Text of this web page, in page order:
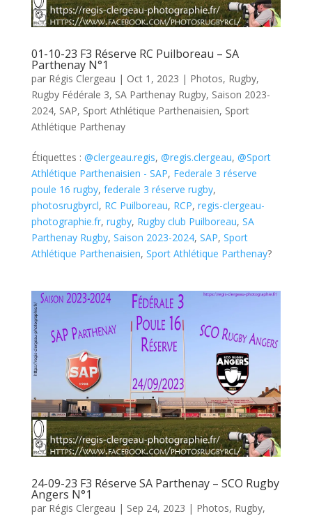
01-10-23 F3 Réserve RC Puilboreau – SA
Parthenay N°1
par Régis Clergeau | Oct 1, 2023 | Photos, Rugby,
Rugby Fédérale 3, SA Parthenay Rugby, Saison 2023-
2024, SAP, Sport Athlétique Parthenaisien, Sport
Athlétique Parthenay
Étiquettes : @clergeau.regis, @regis.clergeau, @Sport
Athlétique Parthenaisien - SAP, Federale 3 réserve
poule 16 rugby, federale 3 réserve rugby,
photosrugbyrcl, RC Puilboreau, RCP, regis-clergeau-
photographie.fr, rugby, Rugby club Puilboreau, SA
Parthenay Rugby, Saison 2023-2024, SAP, Sport
Athlétique Parthenaisien, Sport Athlétique Parthenay?
24-09-23 F3 Réserve SA Parthenay – SCO Rugby
Angers N°1
par Régis Clergeau | Sep 24, 2023 | Photos, Rugby,